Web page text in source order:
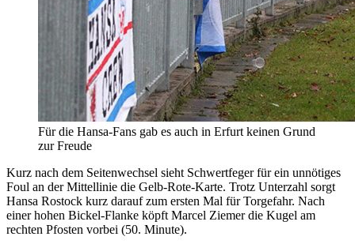
Für die Hansa-Fans gab es auch in Erfurt keinen Grund
zur Freude
Kurz nach dem Seitenwechsel sieht Schwertfeger für ein unnötiges
Foul an der Mittellinie die Gelb-Rote-Karte. Trotz Unterzahl sorgt
Hansa Rostock kurz darauf zum ersten Mal für Torgefahr. Nach
einer hohen Bickel-Flanke köpft Marcel Ziemer die Kugel am
rechten Pfosten vorbei (50. Minute).